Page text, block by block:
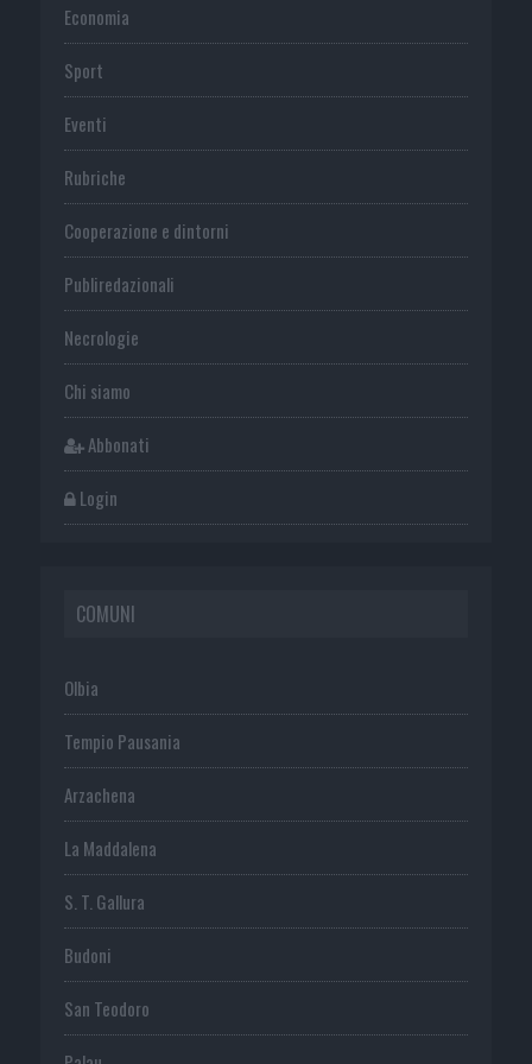
Economia
Sport
Eventi
Rubriche
Cooperazione e dintorni
Publiredazionali
Necrologie
Chi siamo
Abbonati
Login
COMUNI
Olbia
Tempio Pausania
Arzachena
La Maddalena
S. T. Gallura
Budoni
San Teodoro